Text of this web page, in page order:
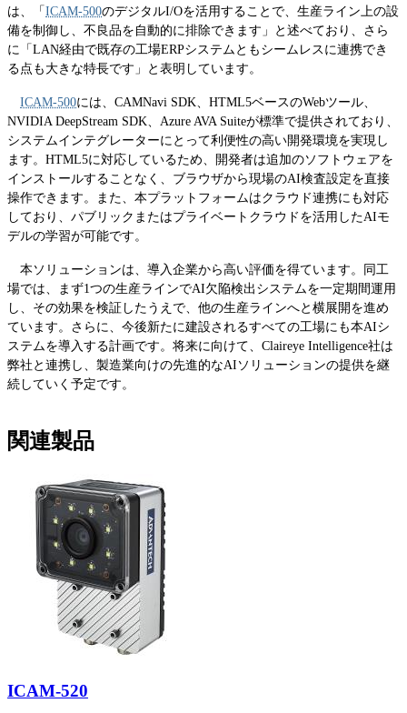
は、「 ICAM-500のデジタルI/Oを活用することで、生産ライン上の設
備を制御し、不良品を自動的に排除できます」と述べており、さら
に「LAN経由で既存の工場ERPシステムともシームレスに連携でき
る点も大きな特長です」と表明しています。
ICAM-500には、CAMNavi SDK、HTML5ベースのWebツール、
NVIDIA DeepStream SDK、Azure AVA Suiteが標準で提供されており、
システムインテグレーターにとって利便性の高い開発環境を実現し
ます。HTML5に対応しているため、開発者は追加のソフトウェアを
インストールすることなく、ブラウザから現場のAI検査設定を直接
操作できます。また、本プラットフォームはクラウド連携にも対応
しており、パブリックまたはプライベートクラウドを活用したAIモ
デルの学習が可能です。
本ソリューションは、導入企業から高い評価を得ています。同工
場では、まず1つの生産ラインでAI欠陥検出システムを一定期間運用
し、その効果を検証したうえで、他の生産ラインへと横展開を進め
ています。さらに、今後新たに建設されるすべての工場にも本AIシ
ステムを導入する計画です。将来に向けて、Claireye Intelligence社は
弊社と連携し、製造業向けの先進的なAIソリューションの提供を継
続していく予定です。
関連製品
ICAM-520